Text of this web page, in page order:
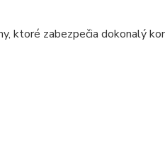
ktoré zabezpečia dokonalý